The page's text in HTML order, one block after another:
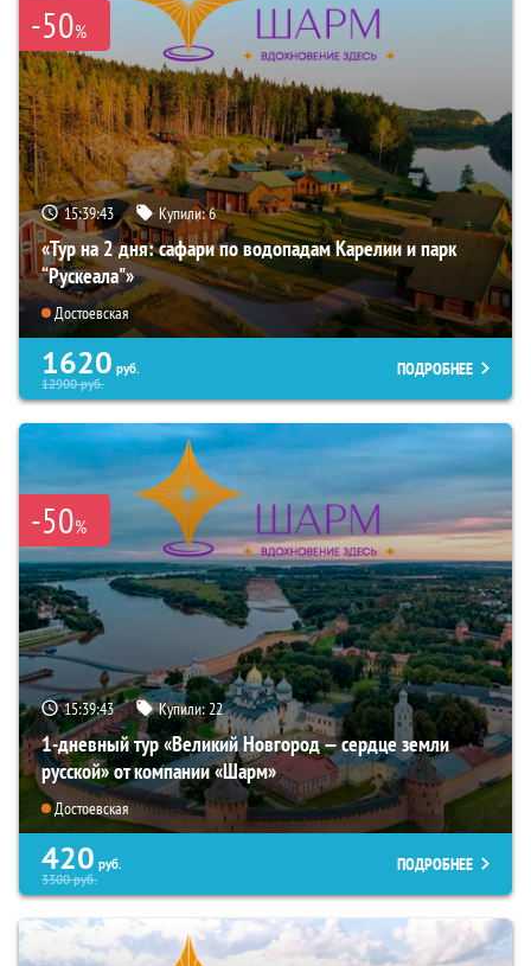
-50%
15:39:42 Купили:6
«Тур на 2 дня: сафари по водопадам Карелии и парк
“Рускеала"»
Достоевская
1620 руб.
12900руб.
ПОДРОБНЕЕ
-50%
15:39:42 Купили:22
1-дневный тур «Великий Новгород — сердце земли
русской» от компании «Шарм»
Достоевская
420 руб.
3300руб.
ПОДРОБНЕЕ